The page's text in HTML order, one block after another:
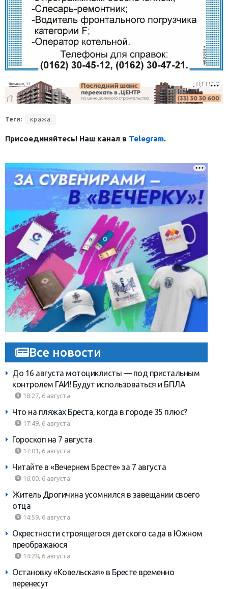
Теги: кража
Присоединяйтесь! Наш канал в Telegram.
Все новости
До 16 августа мотоциклисты — под пристальным
контролем ГАИ! Будут использоваться и БПЛА
18:27, 6 августа
Что на пляжах Бреста, когда в городе 35 плюс?
17:49, 6 августа
Гороскоп на 7 августа
17:01, 6 августа
Читайте в «Вечернем Бресте» за 7 августа
16:00, 6 августа
Житель Дрогичина усомнился в завещании своего
отца
14:59, 6 августа
Окрестности строящегося детского сада в Южном
преображаюся
14:28, 6 августа
Остановку «Ковельская» в Бресте временно
перенесут